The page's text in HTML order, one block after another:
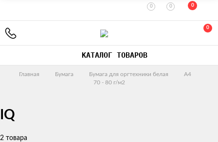
0 0 0
0
КАТАЛОГ ТОВАРОВ
Главная Бумага Бумага для оргтехники белая
A4
70 - 80 г/м2
IQ
2 товара